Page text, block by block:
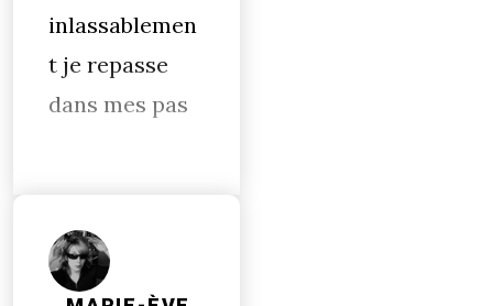
inlassablemen
t je repasse
dans mes pas